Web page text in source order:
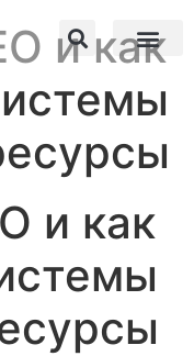
и как
и как